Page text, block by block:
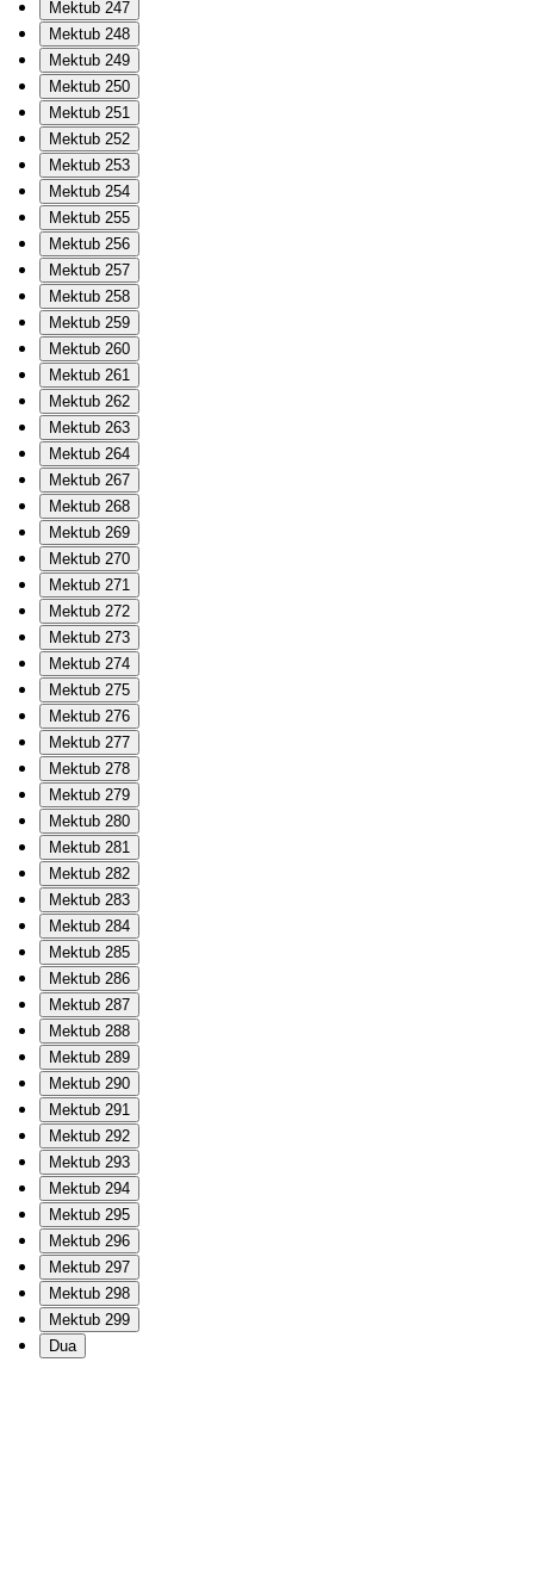
Mektub 247
Mektub 248
Mektub 249
Mektub 250
Mektub 251
Mektub 252
Mektub 253
Mektub 254
Mektub 255
Mektub 256
Mektub 257
Mektub 258
Mektub 259
Mektub 260
Mektub 261
Mektub 262
Mektub 263
Mektub 264
Mektub 267
Mektub 268
Mektub 269
Mektub 270
Mektub 271
Mektub 272
Mektub 273
Mektub 274
Mektub 275
Mektub 276
Mektub 277
Mektub 278
Mektub 279
Mektub 280
Mektub 281
Mektub 282
Mektub 283
Mektub 284
Mektub 285
Mektub 286
Mektub 287
Mektub 288
Mektub 289
Mektub 290
Mektub 291
Mektub 292
Mektub 293
Mektub 294
Mektub 295
Mektub 296
Mektub 297
Mektub 298
Mektub 299
Dua